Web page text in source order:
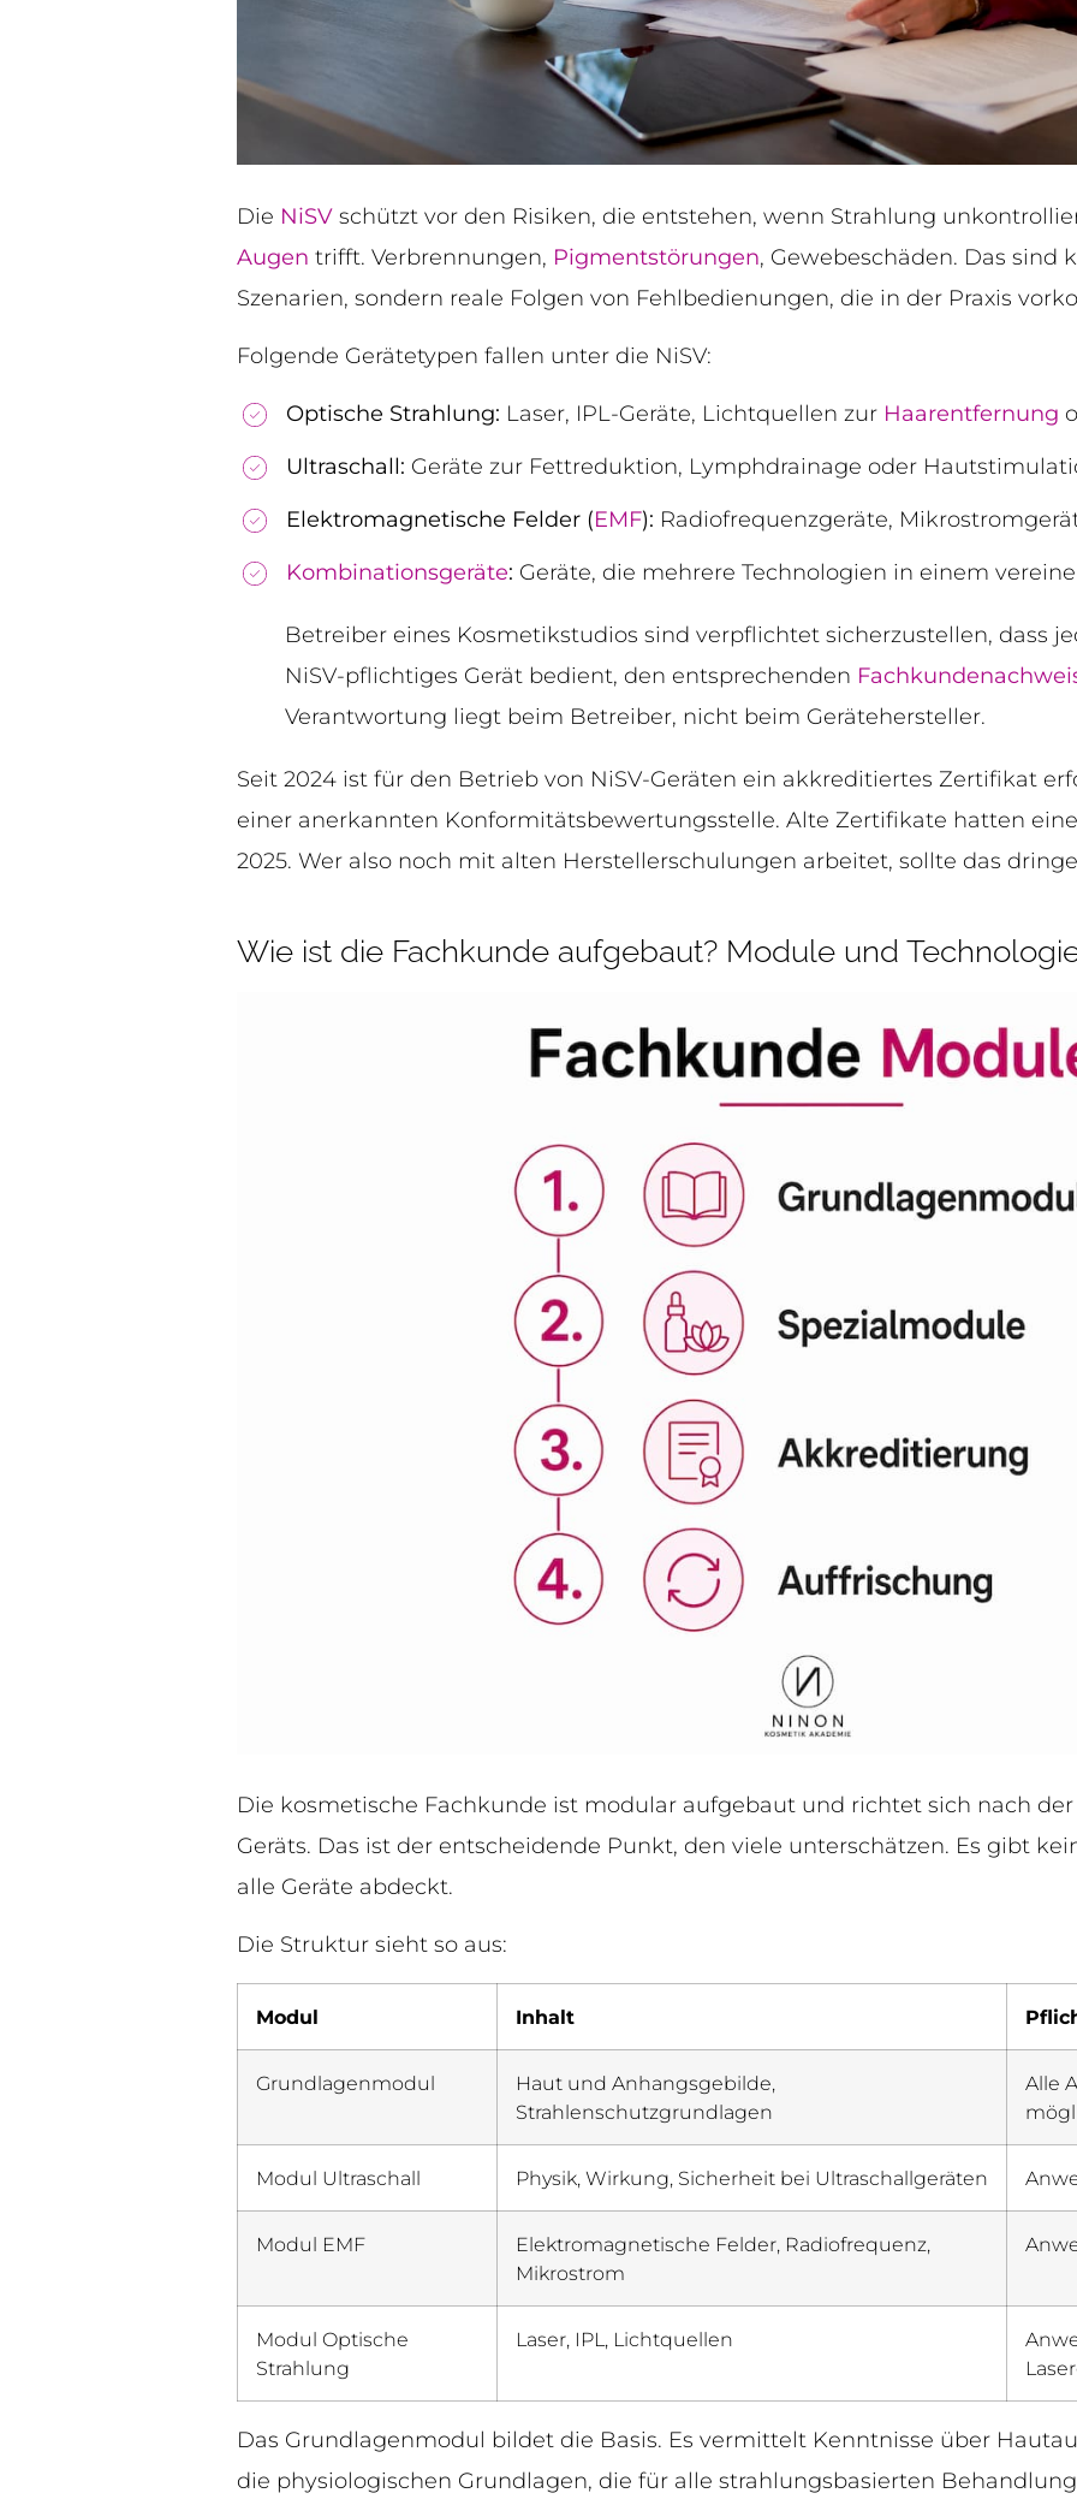
Die NiSV schützt vor den Risiken, die entstehen, wenn Strahlung
Augen trifft. Verbrennungen, Pigmentstörungen, Gewebeschäden. Das sind
Szenarien, sondern reale Folgen von Fehlbedienungen, die in der Praxis
Folgende Gerätetypen fallen unter die NiSV:
Optische Strahlung: Laser, IPL-Geräte, Lichtquellen zur Haarentfernung
Ultraschall: Geräte zur Fettreduktion, Lymphdrainage oder
Elektromagnetische Felder (EMF): Radiofrequenzgeräte,
Kombinationsgeräte: Geräte, die mehrere Technologien in einem
Betreiber eines Kosmetikstudios sind verpflichtet sicherzustellen, dass
NiSV-pflichtiges Gerät bedient, den entsprechenden
Verantwortung liegt beim Betreiber, nicht beim Gerätehersteller.
Seit 2024 ist für den Betrieb von NiSV-Geräten ein akkreditiertes Zertifikat
einer anerkannten Konformitätsbewertungsstelle. Alte Zertifikate hatten
2025. Wer also noch mit alten Herstellerschulungen arbeitet, sollte das
Wie ist die Fachkunde aufgebaut? Module und
Die kosmetische Fachkunde ist modular aufgebaut und richtet sich nach
Geräts. Das ist der entscheidende Punkt, den viele unterschätzen. Es gibt
alle Geräte abdeckt.
Die Struktur sieht so aus:
Modul Inhalt
Grundlagenmodul
Haut und Anhangsgebilde,
Strahlenschutzgrundlagen
Alle
Modul Ultraschall Physik, Wirkung, Sicherheit bei Ultraschallgeräten
Modul EMF
Elektromagnetische Felder, Radiofrequenz,
Mikrostrom
Modul Optische
Strahlung
Laser, IPL, Lichtquellen
Das Grundlagenmodul bildet die Basis. Es vermittelt Kenntnisse über
die physiologischen Grundlagen, die für alle strahlungsbasierten